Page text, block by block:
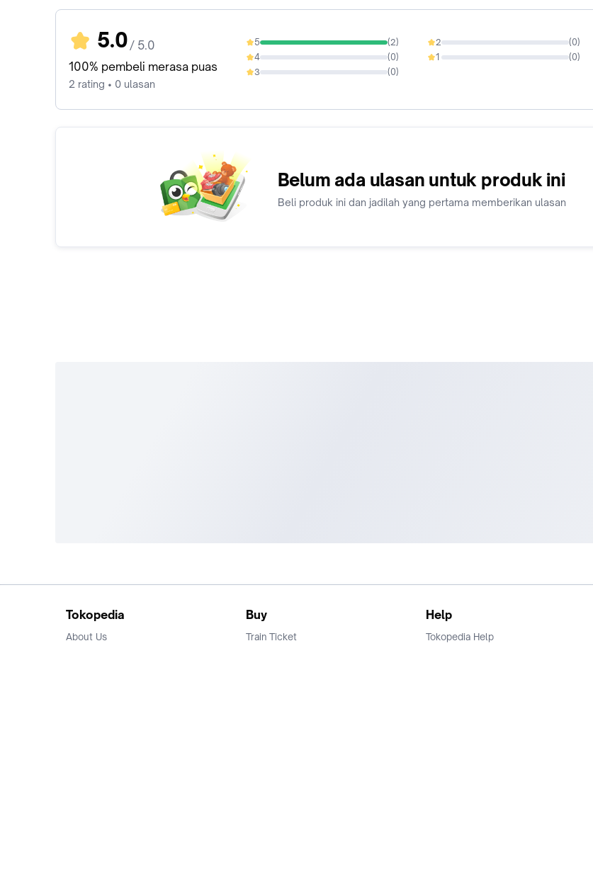
5.0 / 5.0
100% pembeli merasa puas
2 rating • 0 ulasan
5 (2)
100%
4 (0)
0%
3 (0)
0%
2 (0)
0%
1 (0)
0%
Belum ada ulasan untuk produk ini
Beli produk ini dan jadilah yang pertama memberikan ulasan
Tokopedia
About Us
Buy
Train Ticket
Help
Tokopedia Help